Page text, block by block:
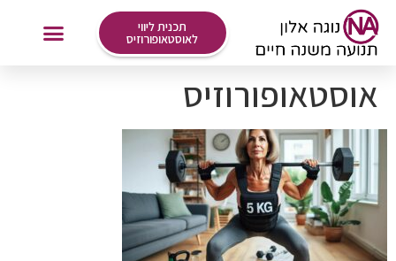
לתוכן
תכנית ליווי
לאוסטאופורוזיס
אוסטאופורוזיס